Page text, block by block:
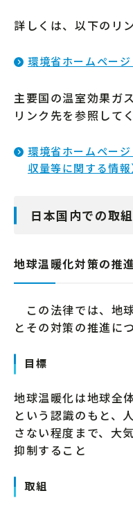
詳しくは、以下のリ
環境省ホームペー
主要国の温室効果ガ
リンク先を参照して
環境省ホームペー
収量等に関する情報
日本国内での取
地球温暖化対策の推
この法律では、地
とその対策の推進に
目標
地球温暖化は地球全
という認識のもと、
さない程度まで、大
抑制すること
取組